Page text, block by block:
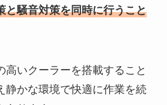
と騒音対策を同時に行うこと
高いクーラーを搭載すること
静かな環境で快適に作業を続